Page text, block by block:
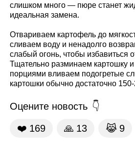
слишком много — пюре станет
идеальная замена.
Отвариваем картофель до
сливаем воду и ненадолго
слабый огонь, чтобы избавиться
Тщательно разминаем картошку
порциями вливаем подогретые
картошки обычно достаточно
Оцените новость
❤️ 169 🙏 13 😹 9